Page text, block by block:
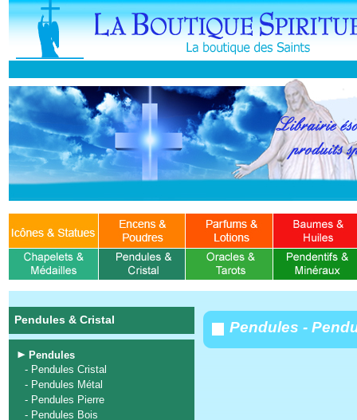
Pendules & Cristal
Pendules
- Pendules Cristal
- Pendules Métal
- Pendules Pierre
- Pendules Bois
Pendules -